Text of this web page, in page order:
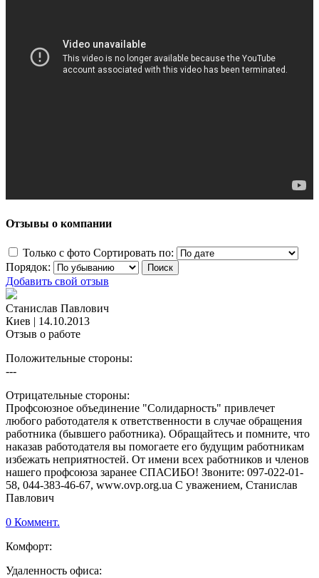
Отзывы о компании
Только с фото Сортировать по:
Порядок:
Добавить свой отзыв
Станислав Павлович
Киев | 14.10.2013
Отзыв о работе
Положительные стороны:
---
Отрицательные стороны:
Профсоюзное объединение "Солидарность" привлечет
любого работодателя к ответственности в случае обращения
работника (бывшего работника). Обращайтесь и помните, что
наказав работодателя вы помогаете его будущим работникам
избежать неприятностей. От имени всех работников и членов
нашего профсоюза заранее СПАСИБО! Звоните: 097-022-01-
58, 044-383-46-67, www.ovp.org.ua С уважением, Станислав
Павлович
0 Коммент.
Комфорт:
Удаленность офиса: